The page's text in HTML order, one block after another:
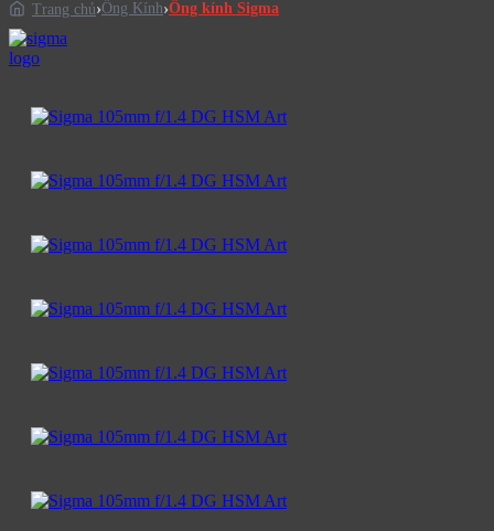
Trang chủ Ống Kính Ống kính Sigma